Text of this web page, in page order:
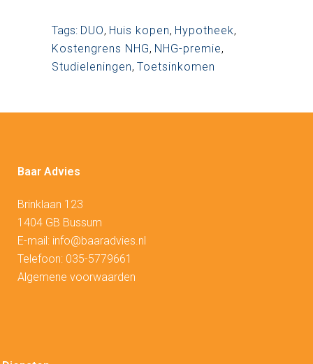
Tags: DUO, Huis kopen, Hypotheek,
Kostengrens NHG, NHG-premie,
Studieleningen, Toetsinkomen
Baar Advies
Brinklaan 123
1404 GB Bussum
E-mail: info@baaradvies.nl
Telefoon: 035-5779661
Algemene voorwaarden